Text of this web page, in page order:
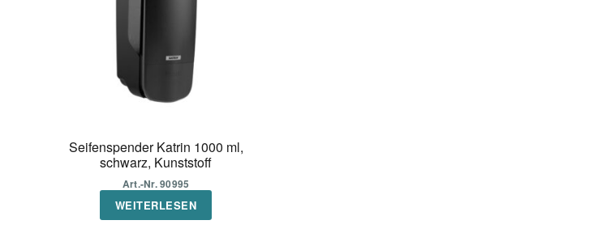
Seifenspender Katrin 1000 ml,
schwarz, Kunststoff
Art.-Nr. 90995
WEITERLESEN